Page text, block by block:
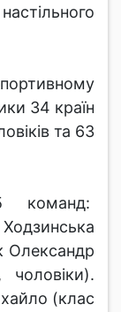
34 країн
та 63
команд:
Олександр
(клас